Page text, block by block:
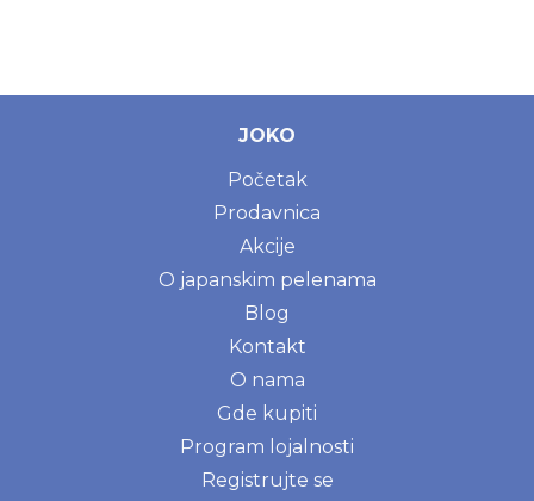
JOKO
Početak
Prodavnica
Akcije
O japanskim pelenama
Blog
Kontakt
O nama
Gde kupiti
Program lojalnosti
Registrujte se